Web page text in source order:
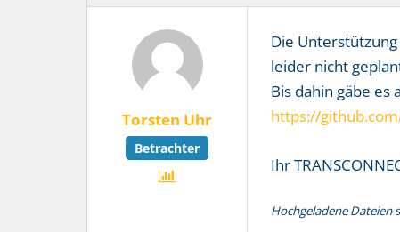
Torsten Uhr
Betrachter
Die
leider nicht
Bis dahin gäbe
https://
Ihr
Hochgeladene Dateien